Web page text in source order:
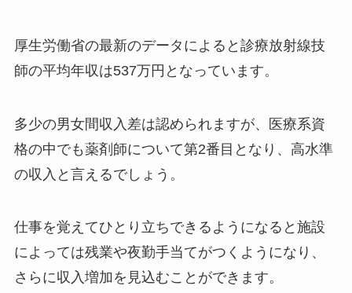
厚生労働省の最新のデータによると診療放射線技
師の平均年収は537万円となっています。
多少の男女間収入差は認められますが、医療系資
格の中でも薬剤師について第2番目となり、高水準
の収入と言えるでしょう。
仕事を覚えてひとり立ちできるようになると施設
によっては残業や夜勤手当てがつくようになり、
さらに収入増加を見込むことができます。